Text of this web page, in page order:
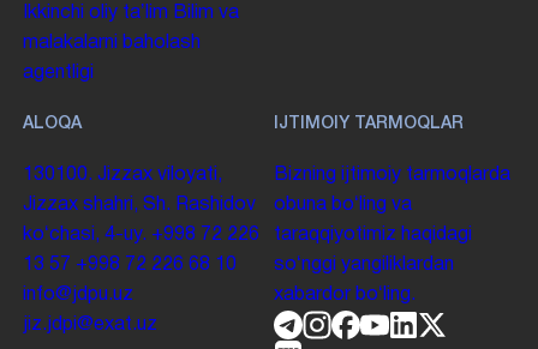
Ikkinchi oliy taʼlim Bilim va
malakalarni baholash
agentligi
ALOQA
130100. Jizzax viloyati,
Jizzax shahri, Sh. Rashidov
koʻchasi, 4-uy. +998 72 226
13 57 +998 72 226 68 10
info@jdpu.uz
jiz.jdpi@exat.uz
IJTIMOIY TARMOQLAR
Bizning ijtimoiy tarmoqlarda
obuna boʻling va
taraqqiyotimiz haqidagi
soʻnggi yangiliklardan
xabardor boʻling.